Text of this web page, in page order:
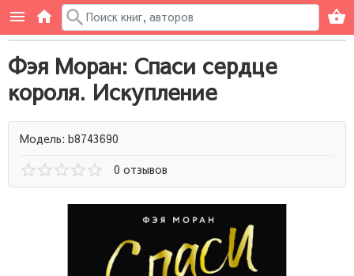
Фэя Моран: Спаси сердце
короля. Искупление
Модель: b8743690
0 отзывов